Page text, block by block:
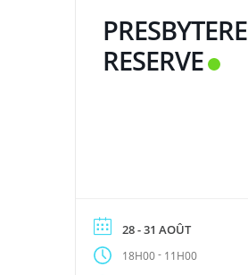
PRESBYTERE
RESERVE
28 - 31 AOÛT
18H00- 11H00